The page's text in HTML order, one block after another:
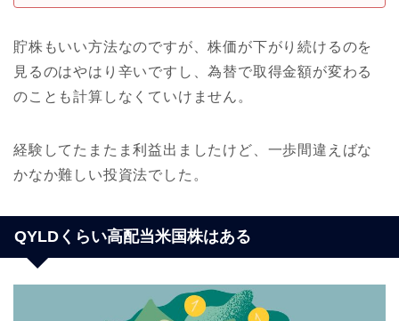
貯株もいい方法なのですが、株価が下がり続けるのを
見るのはやはり辛いですし、為替で取得金額が変わる
のことも計算しなくていけません。
経験してたまたま利益出ましたけど、一歩間違えばな
かなか難しい投資法でした。
QYLDくらい高配当米国株はある